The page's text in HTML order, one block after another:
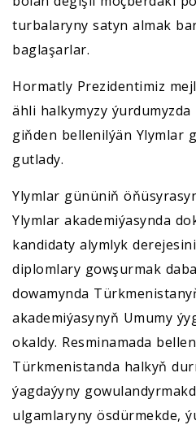
turbalaryny satyn almak
baglaşarlar.
Hormatly Prezidentimiz
ähli halkymyzy
giňden bellenilýän Ylymlar
gutlady.
Ylymlar gününiň
Ylymlar akademiýasynda
kandidaty alymlyk
diplomlary gowşurmak
dowamynda
akademiýasynyň Umumy
okaldy. Resminamada
Türkmenistanda halkyň
ýagdaýyny
ulgamlaryny ösdürmekde,